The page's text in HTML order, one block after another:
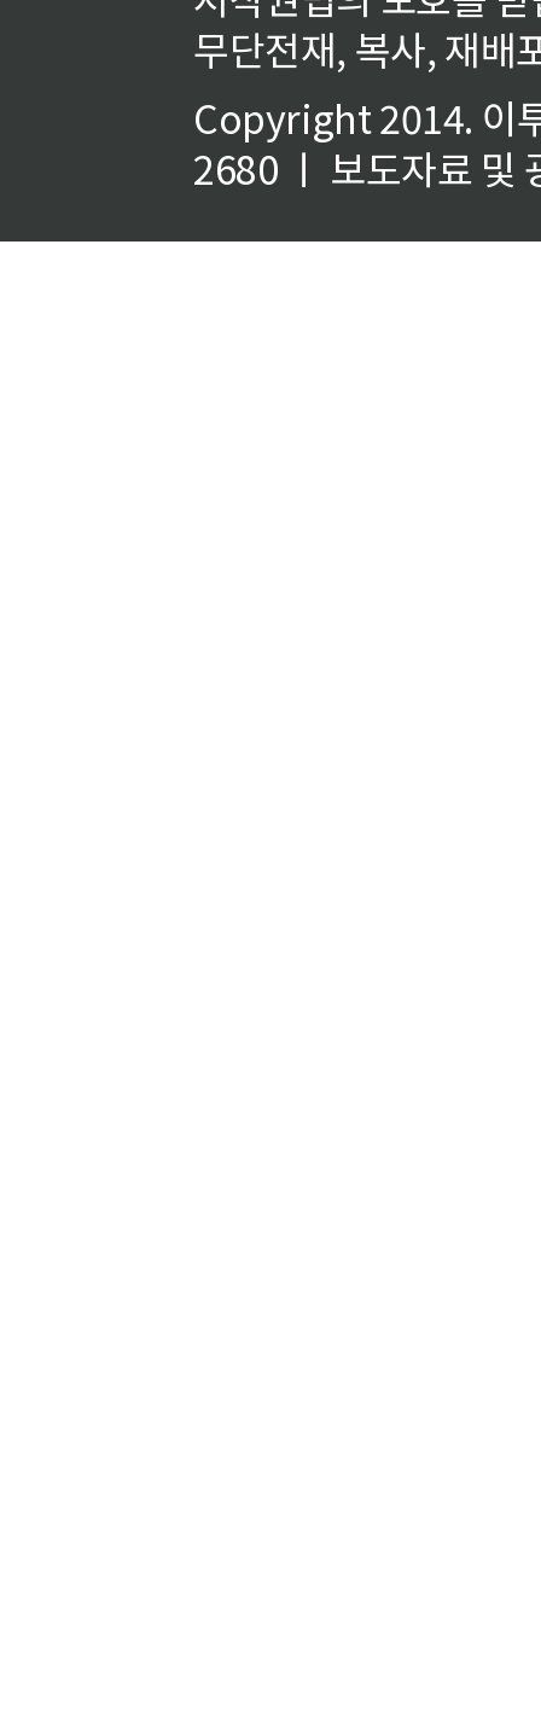
무단전재, 복사, 재배
Copyright 2014. 이
2680 ㅣ 보도자료